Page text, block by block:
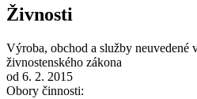
Živnosti
Výroba, obchod a služby neuvedené
živnostenského zákona
od 6. 2. 2015
Obory činnosti: